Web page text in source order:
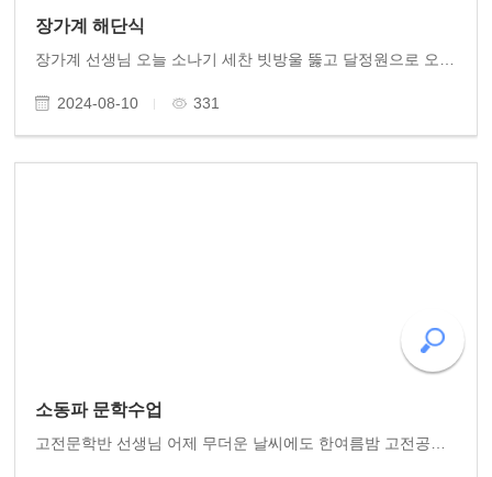
장가계 해단식
장가계 선생님 오늘 소나기 세찬 빗방울 뚫고 달정원으로 오시어 즐거운 저녁 식사 함께 나눴습니다. 벌써 한달 전 중국 호남성 장가계 여행이 되었습니다. 다시 여행 일들을 추억하니 이야기꽃 피고 함박웃음 가득했습니다. 참여하신 선생님들 면면이 모두 훌륭하셔..
2024-08-10 331
소동파 문학수업
고전문학반 선생님 어제 무더운 날씨에도 한여름밤 고전공부 열공해주셨습니다. 이지의(이단숙)에게 보낸 소동파 편지 한 통. 열악한 담주 유배지에서 후학의 이목에 도움이 될거라며 필생의 저작 , 의 설명서 傳을 쓴 동파. 자신의 학문세계를 알아주는 친구 이지의..